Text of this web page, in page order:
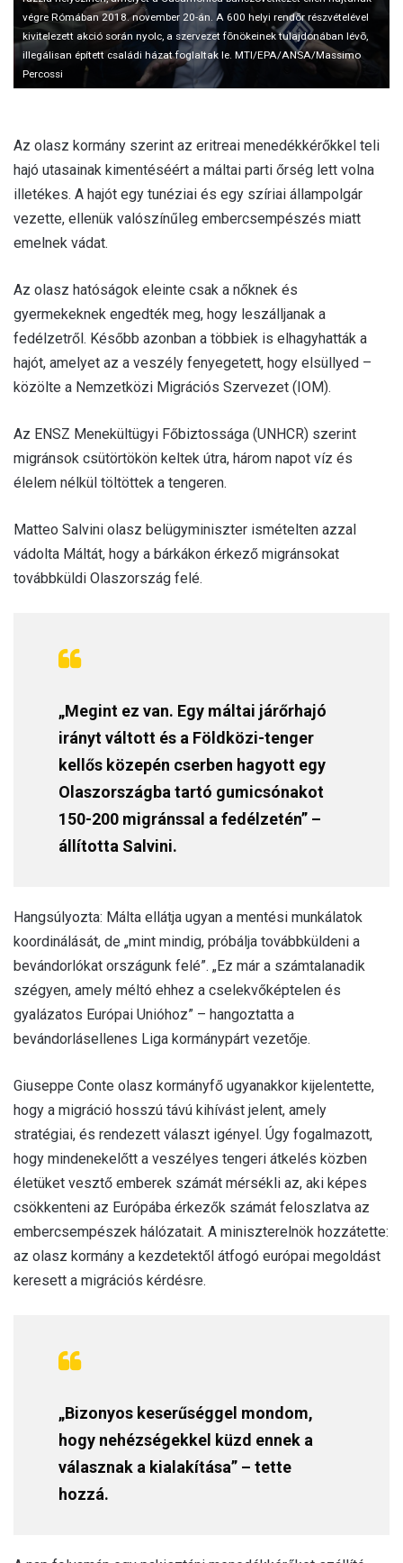
végre Rómában 2018. november 20-án. A 600 helyi rendõr részvételével
kivitelezett akció során nyolc, a szervezet fõnökeinek tulajdonában lévõ,
illegálisan épített családi házat foglaltak le. MTI/EPA/ANSA/Massimo
Percossi
Az olasz kormány szerint az eritreai menedékkérőkkel teli
hajó utasainak kimentéséért a máltai parti őrség lett volna
illetékes. A hajót egy tunéziai és egy szíriai állampolgár
vezette, ellenük valószínűleg embercsempészés miatt
emelnek vádat.
Az olasz hatóságok eleinte csak a nőknek és
gyermekeknek engedték meg, hogy leszálljanak a
fedélzetről. Később azonban a többiek is elhagyhatták a
hajót, amelyet az a veszély fenyegetett, hogy elsüllyed –
közölte a Nemzetközi Migrációs Szervezet (IOM).
Az ENSZ Menekültügyi Főbiztossága (UNHCR) szerint
migránsok csütörtökön keltek útra, három napot víz és
élelem nélkül töltöttek a tengeren.
Matteo Salvini olasz belügyminiszter ismételten azzal
vádolta Máltát, hogy a bárkákon érkező migránsokat
továbbküldi Olaszország felé.
„Megint ez van. Egy máltai járőrhajó
irányt váltott és a Földközi-tenger
kellős közepén cserben hagyott egy
Olaszországba tartó gumicsónakot
150-200 migránssal a fedélzetén” –
állította Salvini.
Hangsúlyozta: Málta ellátja ugyan a mentési munkálatok
koordinálását, de „mint mindig, próbálja továbbküldeni a
bevándorlókat országunk felé”. „Ez már a számtalanadik
szégyen, amely méltó ehhez a cselekvőképtelen és
gyalázatos Európai Unióhoz” – hangoztatta a
bevándorlásellenes Liga kormánypárt vezetője.
Giuseppe Conte olasz kormányfő ugyanakkor kijelentette,
hogy a migráció hosszú távú kihívást jelent, amely
stratégiai, és rendezett választ igényel. Úgy fogalmazott,
hogy mindenekelőtt a veszélyes tengeri átkelés közben
életüket vesztő emberek számát mérsékli az, aki képes
csökkenteni az Európába érkezők számát feloszlatva az
embercsempészek hálózatait. A miniszterelnök hozzátette:
az olasz kormány a kezdetektől átfogó európai megoldást
keresett a migrációs kérdésre.
„Bizonyos keserűséggel mondom,
hogy nehézségekkel küzd ennek a
válasznak a kialakítása” – tette
hozzá.